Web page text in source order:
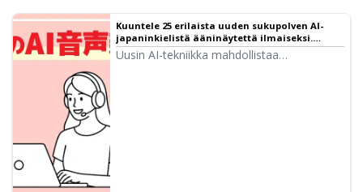
Kuuntele 25 erilaista uuden sukupolven AI-
japaninkielistä ääninäytettä ilmaiseksi.
Tukee monikielistä lukemista | Tekstistä
puheeksi -ohjelmisto Ondoku
Uusin AI-tekniikka mahdollistaa